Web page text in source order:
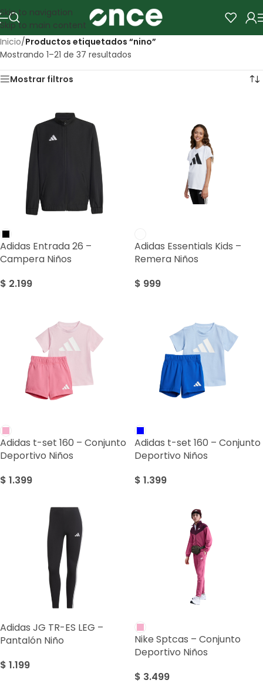
Skip to navigation
Skip to main content
Inicio/Productos etiquetados “nino”
Mostrando 1–21 de 37 resultados
Mostrar filtros
Adidas Entrada 26 –
Campera Niños
$ 2.199
Adidas Essentials Kids –
Remera Niños
$ 999
Adidas t-set 160 – Conjunto
Deportivo Niños
$ 1.399
Adidas t-set 160 – Conjunto
Deportivo Niños
$ 1.399
Adidas JG TR-ES LEG –
Pantalón Niño
$ 1.199
Nike Sptcas – Conjunto
Deportivo Niños
$ 3.499